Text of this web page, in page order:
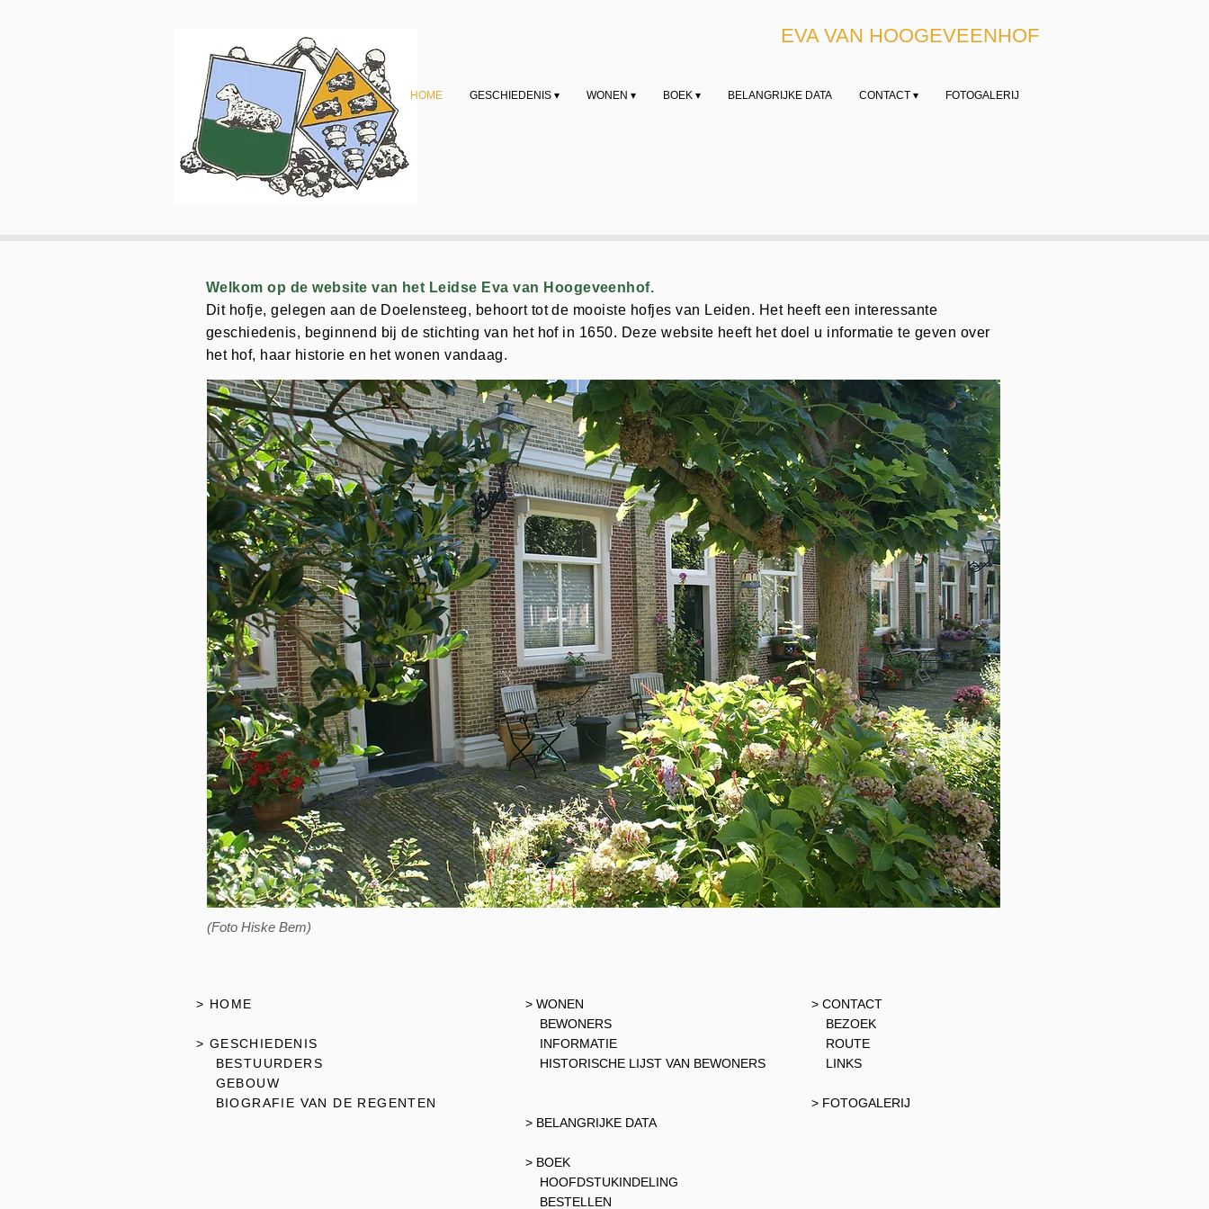
EVA VAN HOOGEVEENHOF
HOME GESCHIEDENIS ▾ WONEN ▾ BOEK ▾ BELANGRIJKE DATA CONTACT ▾ FOTOGALERIJ
Welkom op de website van het Leidse Eva van Hoogeveenhof.
Dit hofje, gelegen aan de Doelensteeg, behoort tot de mooiste hofjes van Leiden. Het heeft een interessante
geschiedenis, beginnend bij de stichting van het hof in 1650. Deze website heeft het doel u informatie te geven over
het hof, haar historie en het wonen vandaag.
(Foto Hiske Bem)
> HOME
> GESCHIEDENIS
BESTUURDERS
GEBOUW
BIOGRAFIE VAN DE REGENTEN
> WONEN
BEWONERS
INFORMATIE
HISTORISCHE LIJST VAN BEWONERS
> BELANGRIJKE DATA
> BOEK
HOOFDSTUKINDELING
BESTELLEN
> CONTACT
BEZOEK
ROUTE
LINKS
> FOTOGALERIJ